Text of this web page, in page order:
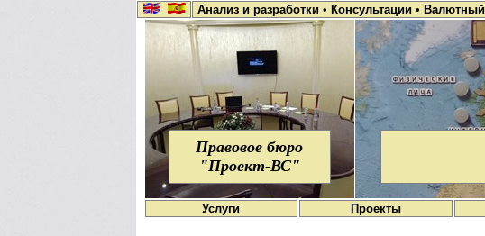
Анализ и разработки • Консультации •
Правовое бюро
"Проект-ВС"
Услуги Проекты